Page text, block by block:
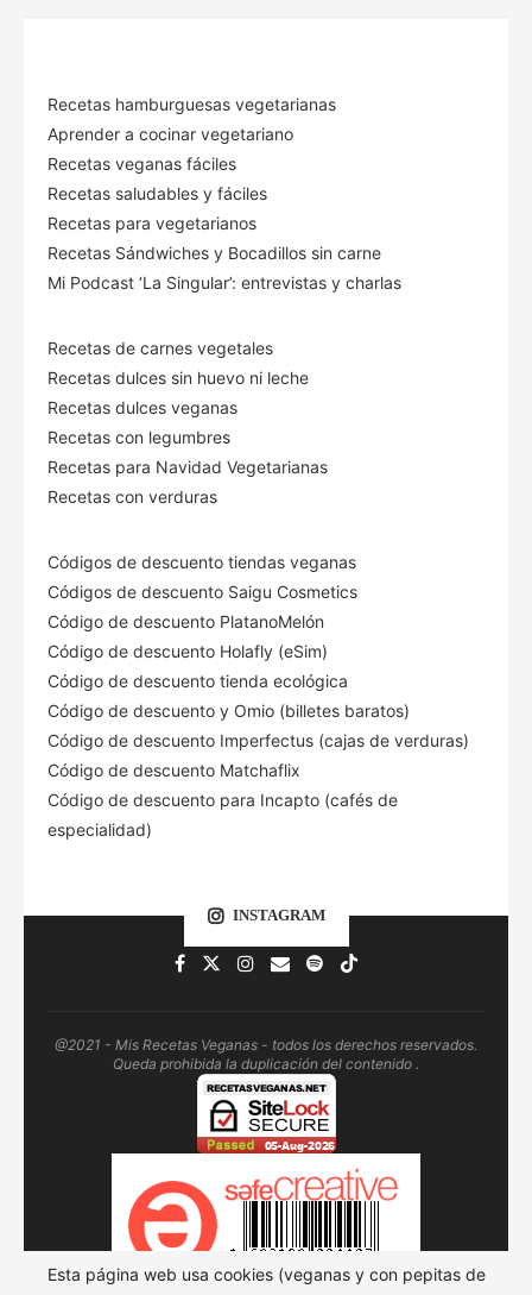
Recetas hamburguesas vegetarianas
Aprender a cocinar vegetariano
Recetas veganas fáciles
Recetas saludables y fáciles
Recetas para vegetarianos
Recetas Sándwiches y Bocadillos sin carne
Mi Podcast ‘La Singular’: entrevistas y charlas
Recetas de carnes vegetales
Recetas dulces sin huevo ni leche
Recetas dulces veganas
Recetas con legumbres
Recetas para Navidad Vegetarianas
Recetas con verduras
Códigos de descuento tiendas veganas
Códigos de descuento Saigu Cosmetics
Código de descuento PlatanoMelón
Código de descuento Holafly (eSim)
Código de descuento tienda ecológica
Código de descuento y Omio (billetes baratos)
Código de descuento Imperfectus (cajas de verduras)
Código de descuento Matchaflix
Código de descuento para Incapto (cafés de
especialidad)
INSTAGRAM
@2021 - Mis Recetas Veganas - todos los derechos reservados.
Queda prohibida la duplicación del contenido .
Esta página web usa cookies (veganas y con pepitas de